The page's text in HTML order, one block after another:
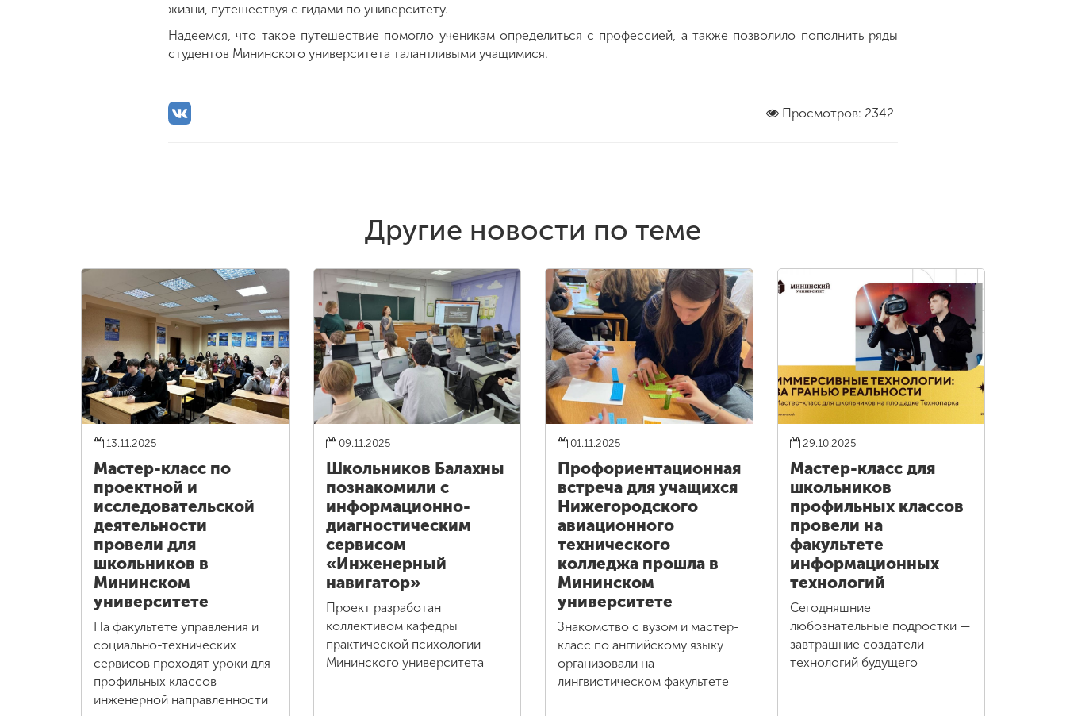
жизни, путешествуя с гидами по университету.
Надеемся, что такое путешествие помогло ученикам определиться с профессией, а также позволило пополнить ряды
студентов Мининского университета талантливыми учащимися.
Просмотров: 2342
Другие новости по теме
13.11.2025
Мастер-класс по
проектной и
исследовательской
деятельности
провели для
школьников в
Мининском
университете
На факультете управления и
социально-технических
сервисов проходят уроки для
профильных классов
инженерной направленности
09.11.2025
Школьников Балахны
познакомили с
информационно-
диагностическим
сервисом
«Инженерный
навигатор»
Проект разработан
коллективом кафедры
практической психологии
Мининского университета
01.11.2025
Профориентационная
встреча для учащихся
Нижегородского
авиационного
технического
колледжа прошла в
Мининском
университете
Знакомство с вузом и мастер-
класс по английскому языку
организовали на
лингвистическом факультете
29.10.2025
Мастер-класс для
школьников
профильных классов
провели на
факультете
информационных
технологий
Сегодняшние
любознательные подростки —
завтрашние создатели
технологий будущего